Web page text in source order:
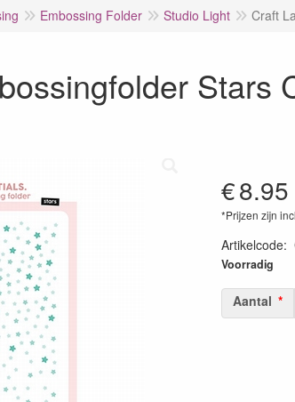
Embossing Folder Studio Light Craft
Stars
€8.95
*Prijzen zijn
Artikelcode:
Voorradig
Aantal